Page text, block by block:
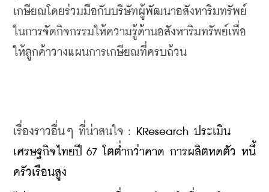
เกษียณโดยร่วมมือกับบริษัทผู้พัฒนาอสังหาริมทรัพย์
ในการจัดกิจกรรมให้ความรู้ด้านอสังหาริมทรัพย์เพื่อ
ให้ลูกค้าวางแผนการเกษียณที่ครบถ้วน
เรื่องราวอื่นๆ ที่น่าสนใจ :
KResearch ประเมิน
เศรษฐกิจไทยปี 67 โตต่ำกว่าคาด การผลิตหดตัว หนี้
ครัวเรือนสูง